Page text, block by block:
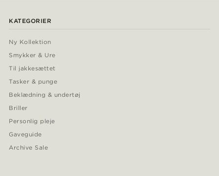
KATEGORIER
Ny Kollektion
Smykker & Ure
Til jakkesættet
Tasker & punge
Beklædning & undertøj
Briller
Personlig pleje
Gaveguide
Archive Sale